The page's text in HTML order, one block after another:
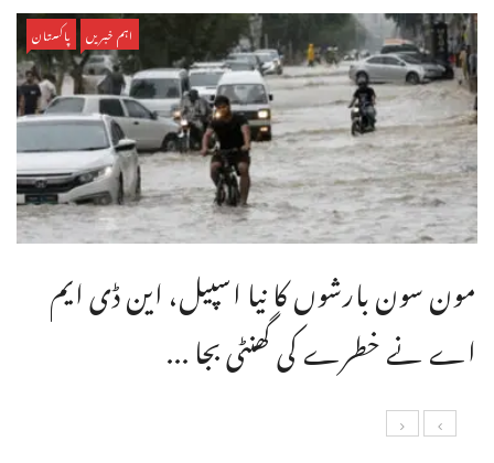
اہم خبریں پاکستان
مون سون بارشوں کا نیا اسپیل، این ڈی ایم
اے نے خطرے کی گھنٹی بجا ...